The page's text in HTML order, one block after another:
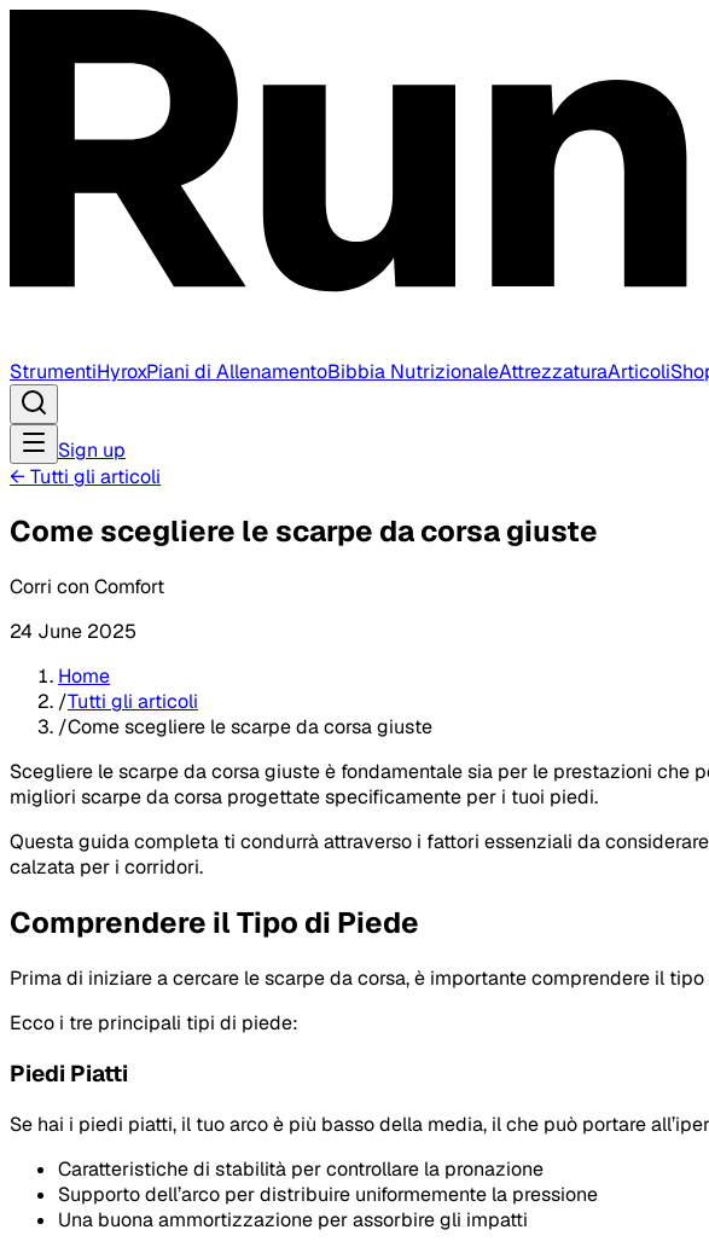
StrumentiHyroxPiani di AllenamentoBibbia NutrizionaleAttrezzaturaArticoli
Sign up
← Tutti gli articoli
Come scegliere le scarpe da corsa giuste
Corri con Comfort
24 June 2025
Home
/Tutti gli articoli
/Come scegliere le scarpe da corsa giuste
Scegliere le scarpe da corsa giuste è fondamentale sia per le prestazioni che
migliori scarpe da corsa progettate specificamente per i tuoi piedi.
Questa guida completa ti condurrà attraverso i fattori essenziali da
calzata per i corridori.
Comprendere il Tipo di Piede
Prima di iniziare a cercare le scarpe da corsa, è importante comprendere il
Ecco i tre principali tipi di piede:
Piedi Piatti
Se hai i piedi piatti, il tuo arco è più basso della media, il che può portare
Caratteristiche di stabilità per controllare la pronazione
Supporto dell’arco per distribuire uniformemente la pressione
Una buona ammortizzazione per assorbire gli impatti